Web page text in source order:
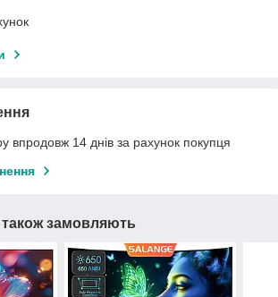
впродовж 14 днів за рахунок покупця
замовляють